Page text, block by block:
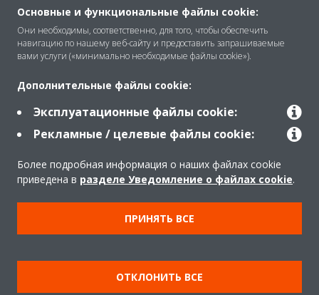
O Daikin
Решения
Помощь
Продукты
Конфиденциальность данных
Корпоративная этика
Основные и функциональные файлы cookie:
Они необходимы, соответственно, для того, чтобы обеспечить
навигацию по нашему веб-сайту и предоставить запрашиваемые
вами услуги («минимально необходимые файлы cookie»).
Дополнительные файлы cookie:
Эксплуатационные файлы cookie:
Рекламные / целевые файлы cookie:
Более подробная информация о наших файлах cookie
приведена в разделе Уведомление о файлах cookie.
ПРИНЯТЬ ВСЕ
ОТКЛОНИТЬ ВСЕ